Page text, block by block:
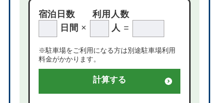
宿泊日数
利用人数
日間 × 人=
※駐車場をご利用になる方は別途駐車場利用
料金がかかります。
計算する